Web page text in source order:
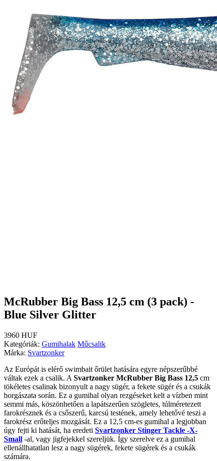
McRubber Big Bass 12,5 cm (3 pack) -
Blue Silver Glitter
3960 HUF
Kategóriák: Gumihalak Műcsalik
Márka: Svartzonker
Az Európát is elérő swimbait őrület hatására egyre népszerűbbé
váltak ezek a csalik. A Svartzonker McRubber Big Bass 12,5 cm
tökéletes csalinak bizonyult a nagy sügér, a fekete sügér és a csukák
horgászata során. Ez a gumihal olyan rezgéseket kelt a vízben mint
semmi más, köszönhetően a lapátszerűen szögletes, túlméretezett
farokrésznek és a csőszerű, karcsú testének, amely lehetővé teszi a
farokrész erőteljes mozgását. Ez a 12,5 cm-es gumihal a legjobban
úgy fejti ki hatását, ha eredeti Svartzonker Stinger Tackle -X-
Small -al, vagy jigfejekkel szereljük. Így szerelve ez a gumihal
ellenállhatatlan lesz a nagy sügérek, fekete sügérek és a csukák
számára.